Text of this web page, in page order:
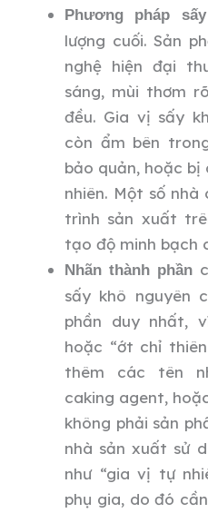
Phương pháp sấy
lượng cuối. Sản
nghệ hiện đại
sáng, mùi thơm
đều. Gia vị sấy
còn ẩm bên
bảo quản, hoặc
nhiên. Một số
trình sản xuất
tạo độ minh bạch
Nhãn thành phần
sấy khô nguyên
phần duy nhất,
hoặc “ớt chỉ
thêm các tên
caking agent,
không phải sản
nhà sản xuất sử
như “gia vị tự
phụ gia, do đó